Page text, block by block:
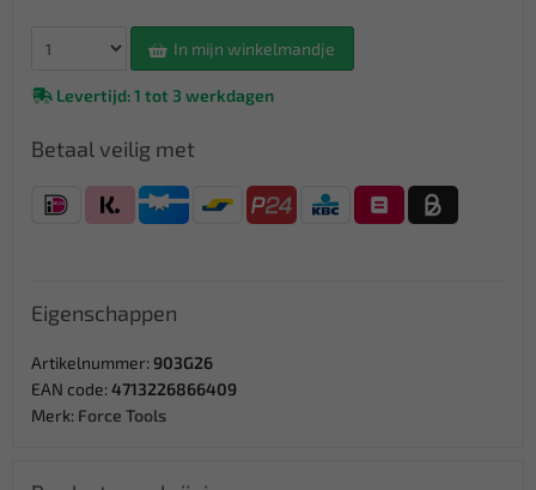
In mijn winkelmandje
Levertijd: 1 tot 3 werkdagen
Betaal veilig met
Eigenschappen
Artikelnummer: 903G26
EAN code: 4713226866409
Merk: Force Tools